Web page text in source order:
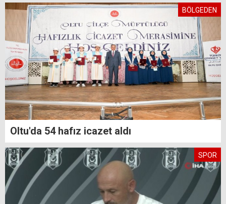
BÖLGEDEN
Oltu'da 54 hafız icazet aldı
SPOR